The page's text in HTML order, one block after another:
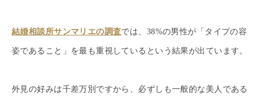
結婚相談所サンマリエの調査では、38%の男性が「タイプの容
姿であること」を最も重視しているという結果が出ています。
外見の好みは千差万別ですから、必ずしも一般的な美人である